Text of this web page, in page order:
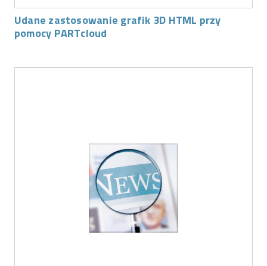
Udane zastosowanie grafik 3D HTML przy
pomocy PARTcloud